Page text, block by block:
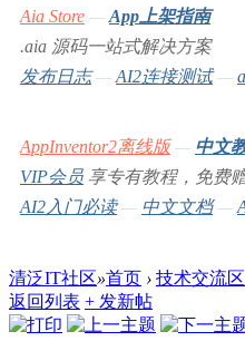
Aia Store — App上架指南
.aia 源码一站式解决方案
发布日志— AI2连接测试—
AppInventor2离线版— 中文
VIP会员 享专有教程，免费
AI2入门必读— 中文文档—
清泛IT社区»首页 › 技术交流区
返回列表 + 发新帖